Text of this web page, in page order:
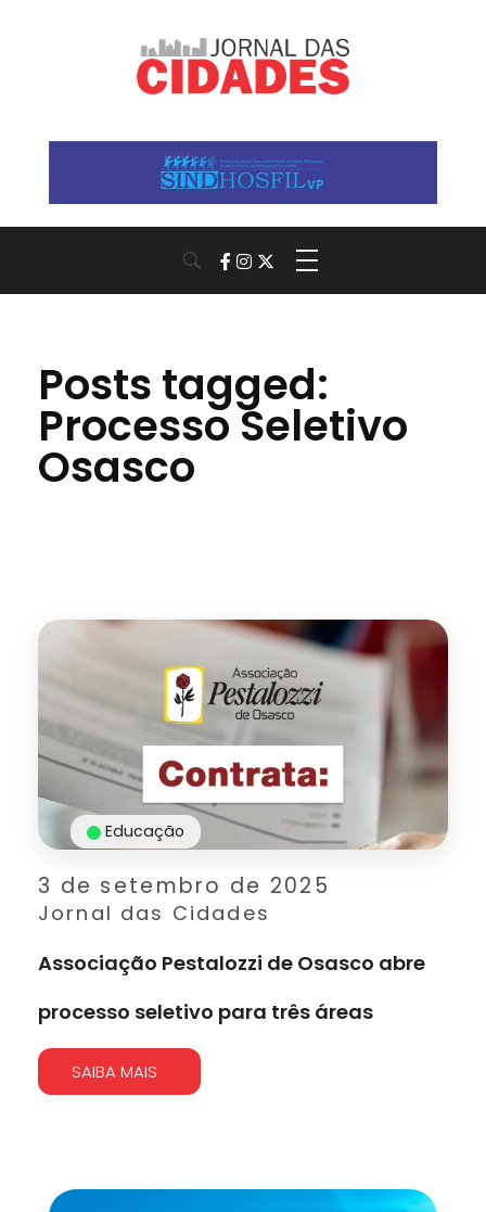
Posts tagged:
Processo Seletivo
Osasco
3 de setembro de 2025
Jornal das Cidades
Educação
Associação Pestalozzi de Osasco abre
processo seletivo para três áreas
SAIBA MAIS